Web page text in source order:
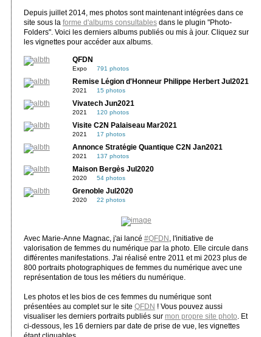
Depuis juillet 2014, mes photos sont maintenant intégrées dans ce
site sous la forme d'albums consultablesdans le plugin "Photo-
Folders". Voici les derniers albums publiés ou mis à jour. Cliquez sur
les vignettes pour accéder aux albums.
QFDN
Expo 791 photos
Remise Légion d'Honneur Philippe Herbert Jul2021
2021 15 photos
Vivatech Jun2021
2021 120 photos
Visite C2N Palaiseau Mar2021
2021 17 photos
Annonce Stratégie Quantique C2N Jan2021
2021 137 photos
Maison Bergès Jul2020
2020 54 photos
Grenoble Jul2020
2020 22 photos
Avec Marie-Anne Magnac, j'ai lancé #QFDN
, l'initiative de
valorisation de femmes du numérique par la photo. Elle circule dans
différentes manifestations. J'ai réalisé entre 2011 et mi 2023 plus de
800 portraits photographiques de femmes du numérique avec une
représentation de tous les métiers du numérique.
Les photos et les bios de ces femmes du numérique sont
présentées au complet sur le site QFDN ! Vous pouvez aussi
visualiser les derniers portraits publiés sur mon propre site photo . Et
ci-dessous, les 16 derniers par date de prise de vue, les vignettes
étant cliquables.